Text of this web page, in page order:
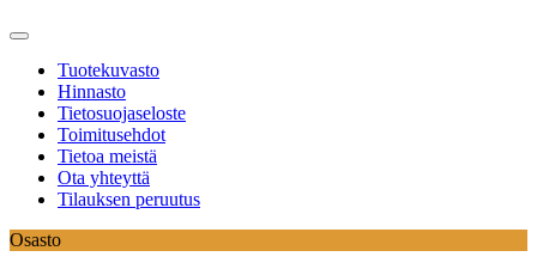
Tuotekuvasto
Hinnasto
Tietosuojaseloste
Toimitusehdot
Tietoa meistä
Ota yhteyttä
Tilauksen peruutus
Osasto